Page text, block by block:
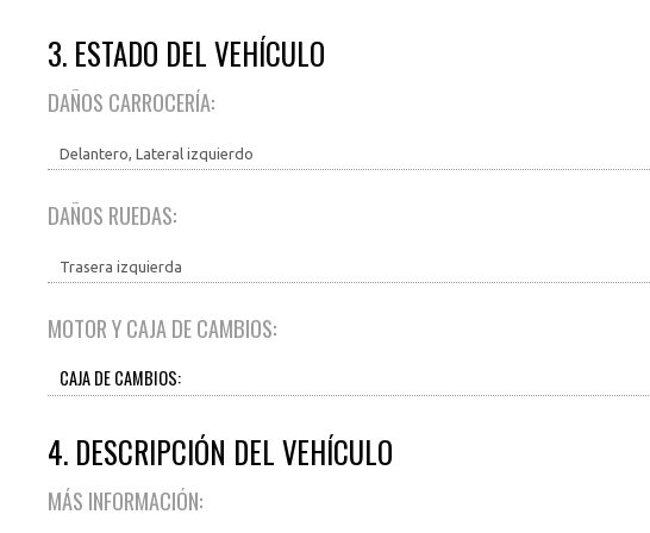
3. ESTADO DEL VEHÍCULO
DAÑOS CARROCERÍA:
Delantero, Lateral izquierdo
DAÑOS RUEDAS:
Trasera izquierda
MOTOR Y CAJA DE CAMBIOS:
CAJA DE CAMBIOS:
4. DESCRIPCIÓN DEL VEHÍCULO
MÁS INFORMACIÓN: